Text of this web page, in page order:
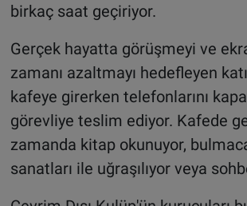
birkaç saat geçiriyor.
Gerçek hayatta görüşmeyi ve
zamanı azaltmayı hedefleyen
kafeye girerken telefonlarını
görevliye teslim ediyor. Kafede
zamanda kitap okunuyor,
sanatları ile uğraşılıyor veya